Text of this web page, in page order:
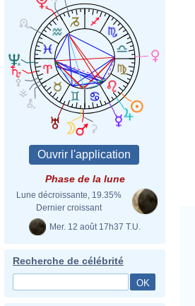
Phase de la lune
Lune décroissante, 19.35%
Dernier croissant
Mer. 12 août 17h37 T.U.
Recherche de célébrité